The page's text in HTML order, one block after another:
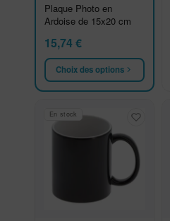
Plaque Photo en
Ardoise de 15x20 cm
15,74 €
Choix des options
En stock